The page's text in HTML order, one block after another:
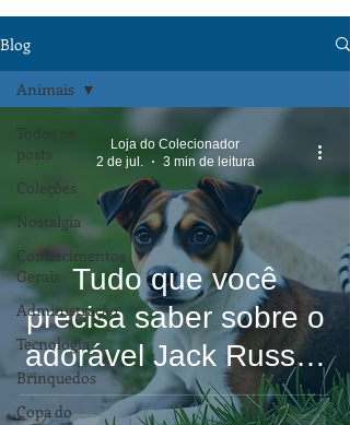
Blog
Todos os
posts
Coleções
Nostalgia
Conhecimentos
Gerais
Administração
Tecnologia
Brinquedos
Copa do
Animais
Tudo que você
precisa saber sobre o
adorável Jack Russell
Terrier
Loja do Colecionador
2 de jul.
3 min de leitura